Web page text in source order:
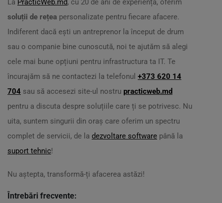
La PracticWeb.md, cu 20 de ani de experiență, oferim
soluții de rețea personalizate pentru fiecare afacere.
Indiferent dacă ești un antreprenor la început de drum
sau o companie bine cunoscută, noi te ajutăm să alegi
cele mai bune opțiuni pentru infrastructura ta IT. Te
încurajăm să ne contactezi la telefonul +373 620 14
704 sau să accesezi site-ul nostru practicweb.md
pentru a discuta despre soluțiile care ți se potrivesc. Nu
uita, suntem singurii din oraș care oferim un spectru
complet de servicii, de la dezvoltare software până la
suport tehnic!
Nu aștepta, transformă-ți afacerea astăzi!
Întrebări frecvente: